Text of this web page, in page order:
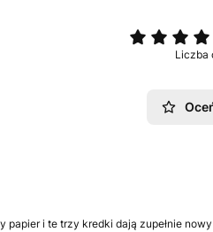
Liczba
i te trzy kredki dają zupełnie